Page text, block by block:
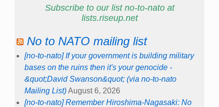
Subscribe to our list no-to-nato at
lists.riseup.net
No to NATO mailing list
[no-to-nato] If your government is building military
bases on the ruins then it's your genocide -
&quot;David Swanson&quot; (via no-to-nato
Mailing List)August 6, 2026
[no-to-nato] Remember Hiroshima-Nagasaki: No